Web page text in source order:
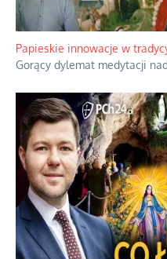
Papieskie innowacje w
Gorący dylemat medytacji